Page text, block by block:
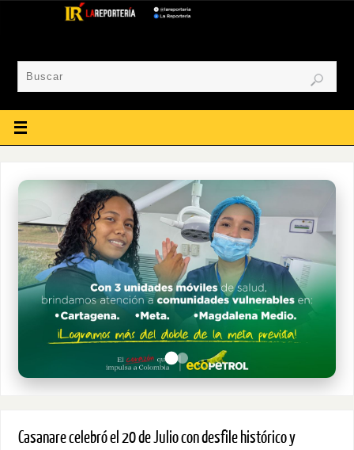
Casanare celebró el 20 de Julio con desfile histórico y